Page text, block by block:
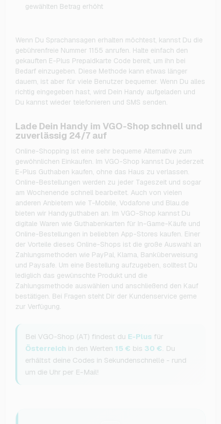
gewählten Betrag erhöht
Wenn Du Sprachansagen erhalten möchtest, kannst Du die
gebührenfreie Nummer 1155 anrufen. Halte einfach den
gekauften E-Plus Prepaidkarte Code bereit, um ihn bei
Bedarf einzugeben. Diese Methode kann etwas länger
dauern, ist aber für viele Benutzer bequemer. Wenn Du alles
richtig eingegeben hast, wird Dein Handy aufgeladen und
Du kannst wieder telefonieren und SMS senden.
Lade Dein Handy im VGO-Shop schnell und
zuverlässig 24/7 auf
Online-Shopping ist eine sehr bequeme Alternative zum
gewöhnlichen Einkaufen. Im VGO-Shop kannst Du jederzeit
E-Plus Guthaben kaufen, ohne das Haus zu verlassen.
Online-Bestellungen werden zu jeder Tageszeit und sogar
am Wochenende schnell bearbeitet. Auch von vielen
anderen Anbietern wie T-Mobile, Vodafone und Blau.de
bieten wir Handyguthaben an. Im VGO-Shop kannst Du
digitale Waren wie Guthabenkarten für In-Game-Käufe und
Online-Bestellungen in beliebten App-Stores kaufen. Einer
der Vorteile dieses Online-Shops ist die große Auswahl an
Zahlungsmethoden wie PayPal, Klarna, Banküberweisung
und Paysafe. Um eine Bestellung aufzugeben, solltest Du
lediglich das gewünschte Produkt und die
Zahlungsmethode auswählen und anschließend den Kauf
bestätigen. Bei Fragen steht Dir der Kundenservice gerne
zur Verfügung.
Bei VGO-Shop (AT) findest du E-Plus für
Österreich in den Werten 15 € bis 30 € . Du
erhältst deine Codes in Sekundenschnelle - rund
um die Uhr per E-Mail!